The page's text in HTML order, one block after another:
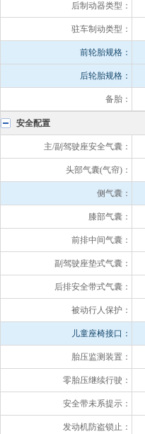
后制动器类型：
驻车制动类型：
前轮胎规格：
后轮胎规格：
备胎：
安全配置
主/副驾驶座安全气囊：
头部气囊(气帘)：
侧气囊：
膝部气囊：
前排中间气囊：
副驾驶座垫式气囊：
后排安全带式气囊：
被动行人保护：
儿童座椅接口：
胎压监测装置：
零胎压继续行驶：
安全带未系提示：
发动机防盗锁止：